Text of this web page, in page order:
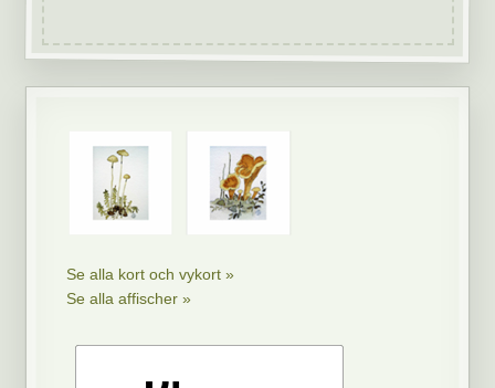
Se alla kort och vykort »
Se alla affischer »